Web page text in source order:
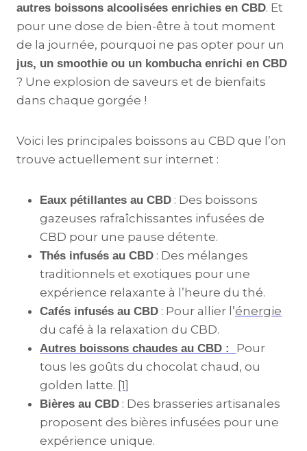
autres boissons alcoolisées enrichies en CBD. Et
pour une dose de bien-être à tout moment
de la journée, pourquoi ne pas opter pour un
jus, un smoothie ou un kombucha enrichi en CBD
? Une explosion de saveurs et de bienfaits
dans chaque gorgée !
Voici les principales boissons au CBD que l’on
trouve actuellement sur internet :
Eaux pétillantes au CBD : Des boissons
gazeuses rafraîchissantes infusées de
CBD pour une pause détente.
Thés infusés au CBD : Des mélanges
traditionnels et exotiques pour une
expérience relaxante à l’heure du thé.
Cafés infusés au CBD : Pour allier l’énergie
du café à la relaxation du CBD.
Autres boissons chaudes au CBD : Pour
tous les goûts du chocolat chaud, ou
golden latte. [1]
Bières au CBD : Des brasseries artisanales
proposent des bières infusées pour une
expérience unique.